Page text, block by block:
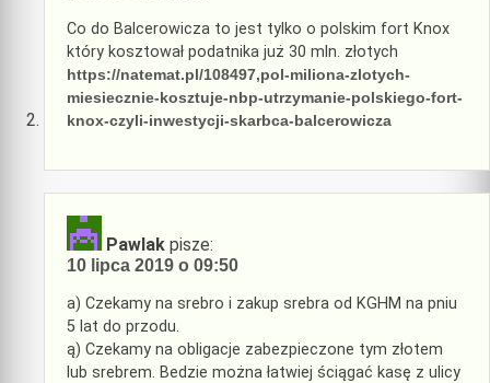
Co do Balcerowicza to jest tylko o polskim fort Knox
który kosztował podatnika już 30 mln. złotych
https://natemat.pl/108497,pol-miliona-zlotych-
miesiecznie-kosztuje-nbp-utrzymanie-polskiego-fort-
knox-czyli-inwestycji-skarbca-balcerowicza
Pawlak pisze:
10 lipca 2019 o 09:50
a) Czekamy na srebro i zakup srebra od KGHM na pniu
5 lat do przodu.
ą) Czekamy na obligacje zabezpieczone tym złotem
lub srebrem. Bedzie można łatwiej ściągać kasę z ulicy